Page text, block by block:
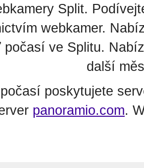
Split.
webkamer.
počasí ve Splitu.
další
poskytujete
panoramio.com.